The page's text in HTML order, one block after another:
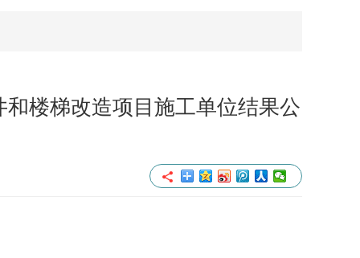
楼梯改造项目施工单位结果公